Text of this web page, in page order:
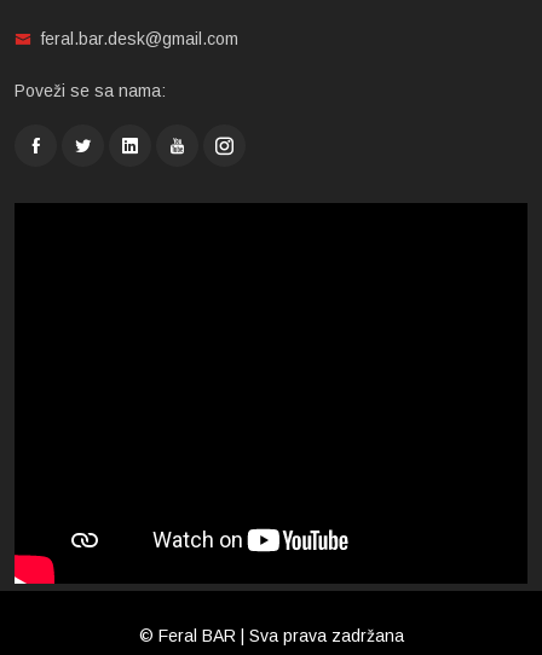
feral.bar.desk@gmail.com
Poveži se sa nama:
© Feral BAR | Sva prava zadržana